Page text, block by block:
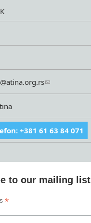
+381 61 63 84 071
to our mailing list
*